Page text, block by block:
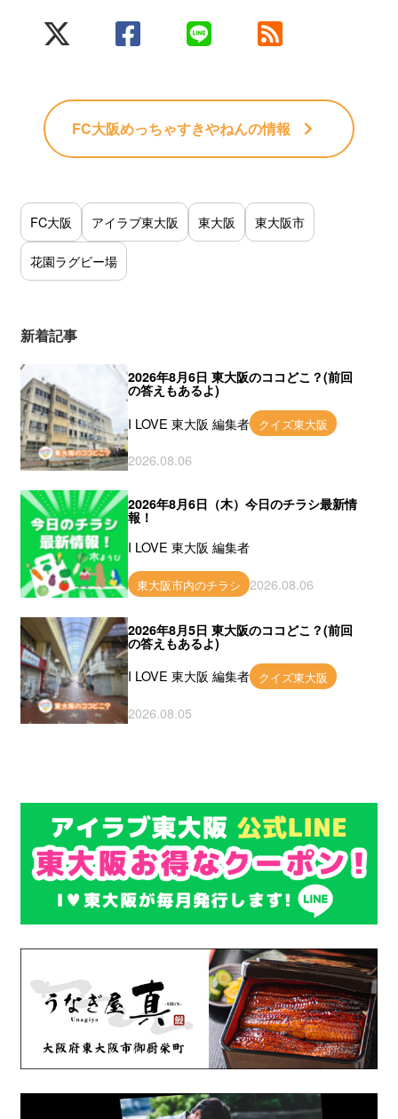
FC大阪めっちゃすきやねんの情報
FC大阪 アイラブ東大阪 東大阪 東大阪市
花園ラグビー場
新着記事
2026年8月6日 東大阪のココどこ？(前回
の答えもあるよ)
I LOVE 東大阪 編集者 クイズ東大阪
2026.08.06
2026年8月6日（木）今日のチラシ最新情
報！
I LOVE 東大阪 編集者
東大阪市内のチラシ 2026.08.06
2026年8月5日 東大阪のココどこ？(前回
の答えもあるよ)
I LOVE 東大阪 編集者 クイズ東大阪
2026.08.05